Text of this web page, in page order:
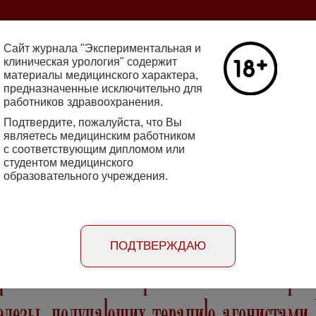
2712-8571 10.29188/2222-8543
- основатель НИИ
исследования в НИИ
Подробнее
Номер №2,
клинической
i klinicheskaya urologiya
для авторов
рекламодателей
кислоты при лечении
Сайт журнала "Экспериментальная и
клиническая урология" содержит
материалы медицинского характера,
предназначенные исключительно для
работников здравоохранения.
Подтвердите, пожалуйста, что Вы
являетесь медицинским работником
с соответствующим дипломом или
студентом медицинского
образовательного учреждения.
ПОДТВЕРЖДАЮ